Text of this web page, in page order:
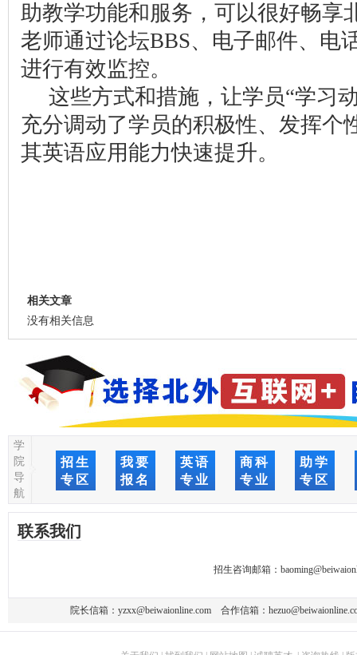
助教学功能和服务，可以很好畅享
老师通过论坛BBS、电子邮件、电
进行有效监控。
这些方式和措施，让学员“学习
充分调动了学员的积极性、发挥个
其英语应用能力快速提升。
相关文章
没有相关信息
学
院
导
航
招生
专区
我要
报名
英语
专业
商科
专业
助学
专区
联系我们
招生咨询邮箱：
院长信箱： yzxx@beiwaionline.com 合作信箱：